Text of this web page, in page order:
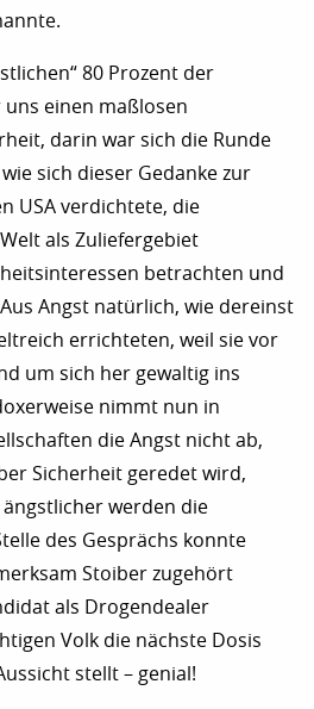
80 Prozent der
einen maßlosen
darin war sich die Runde
sich dieser Gedanke zur
USA verdichtete, die
als Zuliefergebiet
betrachten und
Angst natürlich, wie dereinst
errichteten, weil sie vor
um sich her gewaltig ins
nimmt nun in
die Angst nicht ab,
Sicherheit geredet wird,
werden die
des Gesprächs konnte
Stoiber zugehört
als Drogendealer
Volk die nächste Dosis
stellt – genial!